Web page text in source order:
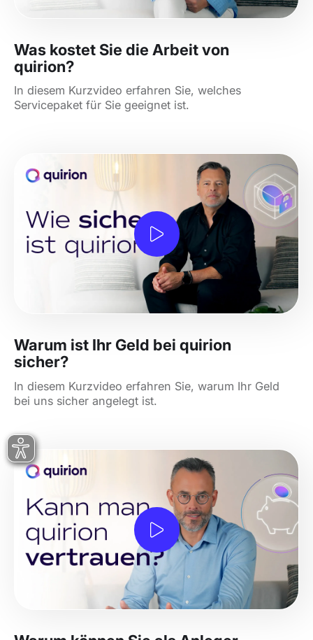
Was kostet Sie die Arbeit von
quirion?
In diesem Kurzvideo erfahren Sie, welches
Servicepaket für Sie geeignet ist.
Warum ist Ihr Geld bei quirion
sicher?
In diesem Kurzvideo erfahren Sie, warum Ihr Geld
bei uns sicher angelegt ist.